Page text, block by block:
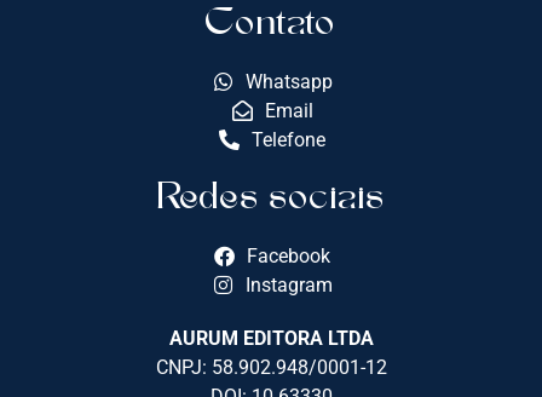
Contato
Whatsapp
Email
Telefone
Redes sociais
Facebook
Instagram
AURUM EDITORA LTDA
CNPJ: 58.902.948/0001-12